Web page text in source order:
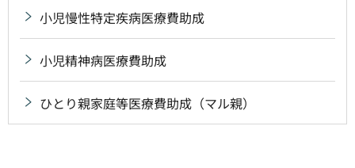
小児慢性特定疾病医療費助成
小児精神病医療費助成
ひとり親家庭等医療費助成（マル親）